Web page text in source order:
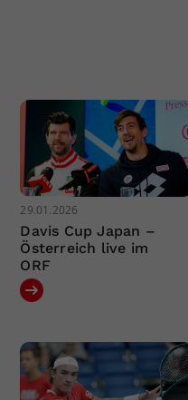
29.01.2026
Davis Cup Japan –
Österreich live im
ORF